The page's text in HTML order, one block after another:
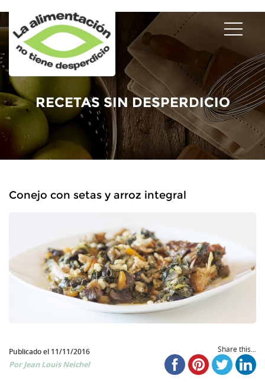
RECETAS SIN DESPERDICIO
Conejo con setas y arroz integral
Publicado el 11/11/2016
PorJean Louis Neichel
Share this...